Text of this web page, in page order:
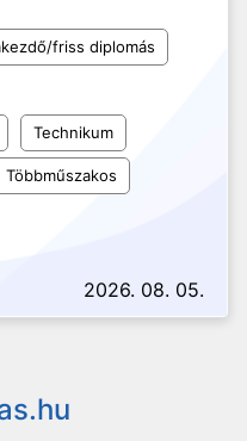
friss diplomás
Technikum
Többműszakos
2026. 08. 05.